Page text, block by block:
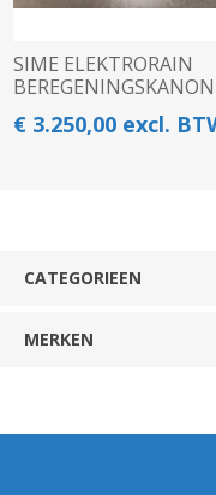
SIME ELEKTRORAIN
BEREGENINGSKANON
€ 3.250,00 excl.
CATEGORIEEN
MERKEN